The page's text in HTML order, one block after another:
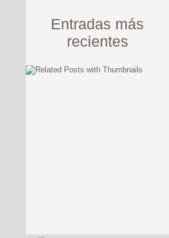
Entradas más
recientes